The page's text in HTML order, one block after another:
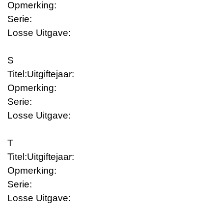
Opmerking:
Serie:
Losse Uitgave:
S
Titel:Uitgiftejaar:
Opmerking:
Serie:
Losse Uitgave:
T
Titel:Uitgiftejaar:
Opmerking:
Serie:
Losse Uitgave: